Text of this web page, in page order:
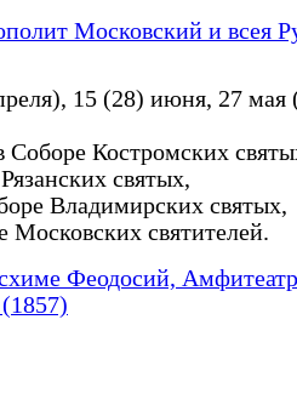
Московский и всея
15 (28) июня, 27
Соборе Костромских
святых,
Владимирских святых,
Московских святителей.
Феодосий,